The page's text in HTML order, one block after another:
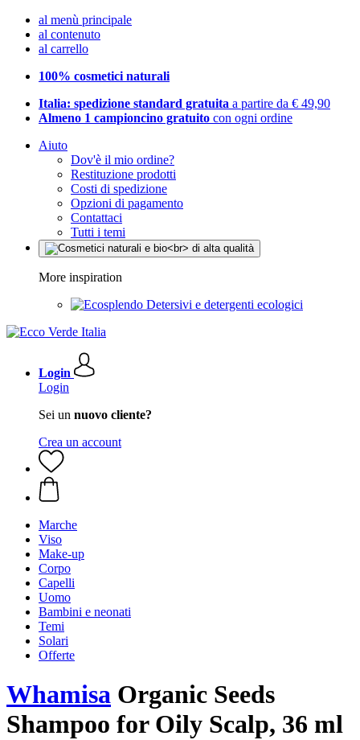
al menù principale
al contenuto
al carrello
100% cosmetici naturali
Italia: spedizione standard gratuita a partire da € 49,90
Almeno 1 campioncino gratuito con ogni ordine
Aiuto
Dov'è il mio ordine?
Restituzione prodotti
Costi di spedizione
Opzioni di pagamento
Contattaci
Tutti i temi
More inspiration
Detersivi e detergenti ecologici
Login
Login
Sei un nuovo cliente?
Crea un account
Marche
Viso
Make-up
Corpo
Capelli
Uomo
Bambini e neonati
Temi
Solari
Offerte
Whamisa Organic Seeds
Shampoo for Oily Scalp, 36 ml